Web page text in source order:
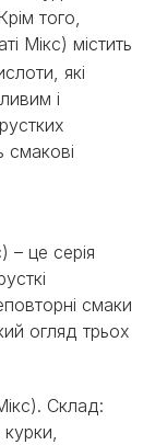
того,
Мікс) містить
які
і
смакові
– це серія
смаки
огляд трьох
Склад: